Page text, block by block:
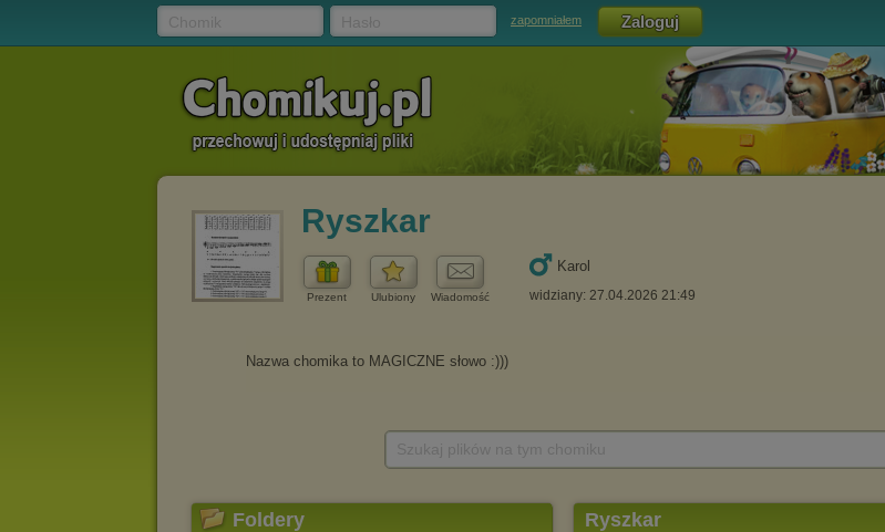
zapomniałem
Ryszkar
Prezent Ulubiony Wiadomość
Karol
widziany: 27.04.2026 21:49
Foldery Ryszkar